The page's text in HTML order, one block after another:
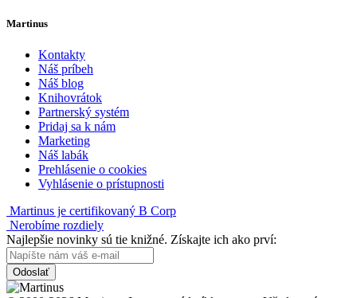
Martinus
Kontakty
Náš príbeh
Náš blog
Knihovrátok
Partnerský systém
Pridaj sa k nám
Marketing
Náš labák
Prehlásenie o cookies
Vyhlásenie o prístupnosti
Martinus je certifikovaný B Corp
Nerobíme rozdiely
Najlepšie novinky sú tie knižné. Získajte ich ako prví:
Odoslať